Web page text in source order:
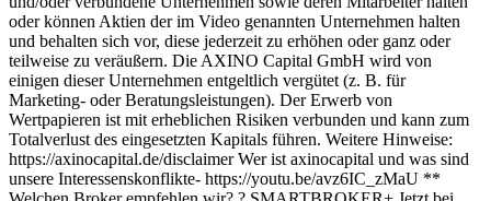
oder können Aktien der im Video genannten Unternehmen halten
und behalten sich vor, diese jederzeit zu erhöhen oder ganz oder
teilweise zu veräußern. Die AXINO Capital GmbH wird von
einigen dieser Unternehmen entgeltlich vergütet (z. B. für
Marketing- oder Beratungsleistungen). Der Erwerb von
Wertpapieren ist mit erheblichen Risiken verbunden und kann zum
Totalverlust des eingesetzten Kapitals führen. Weitere Hinweise:
https://axinocapital.de/disclaimer Wer ist axinocapital und was sind
unsere Interessenskonflikte- https://youtu.be/avz6IC_zMaU **